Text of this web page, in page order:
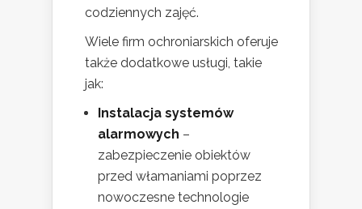
codziennych zajęć.
Wiele firm ochroniarskich oferuje
także dodatkowe usługi, takie
jak:
Instalacja systemów
alarmowych –
zabezpieczenie obiektów
przed włamaniami poprzez
nowoczesne technologie